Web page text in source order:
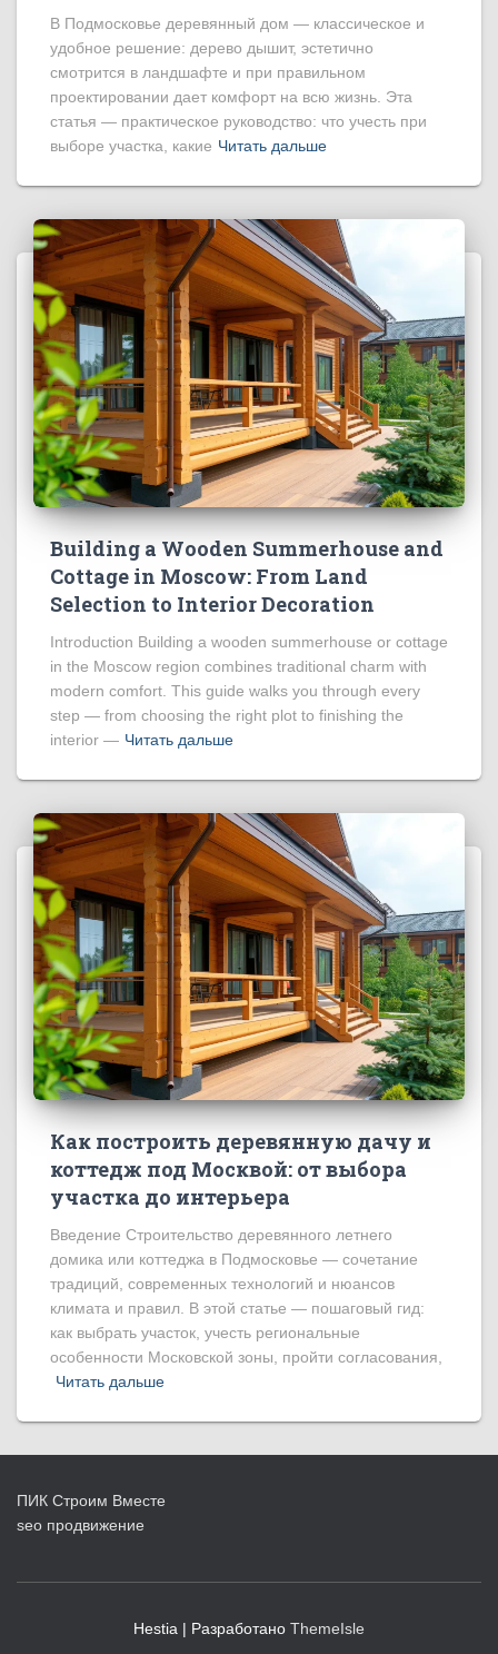
В Подмосковье деревянный дом — классическое и
удобное решение: дерево дышит, эстетично
смотрится в ландшафте и при правильном
проектировании дает комфорт на всю жизнь. Эта
статья — практическое руководство: что учесть при
выборе участка, какие Читать дальше
Building a Wooden Summerhouse and
Cottage in Moscow: From Land
Selection to Interior Decoration
Introduction Building a wooden summerhouse or cottage
in the Moscow region combines traditional charm with
modern comfort. This guide walks you through every
step — from choosing the right plot to finishing the
interior — Читать дальше
Как построить деревянную дачу и
коттедж под Москвой: от выбора
участка до интерьера
Введение Строительство деревянного летнего
домика или коттеджа в Подмосковье — сочетание
традиций, современных технологий и нюансов
климата и правил. В этой статье — пошаговый гид:
как выбрать участок, учесть региональные
особенности Московской зоны, пройти согласования,
Читать дальше
ПИК Строим Вместе
seo продвижение
Hestia | Разработано ThemeIsle